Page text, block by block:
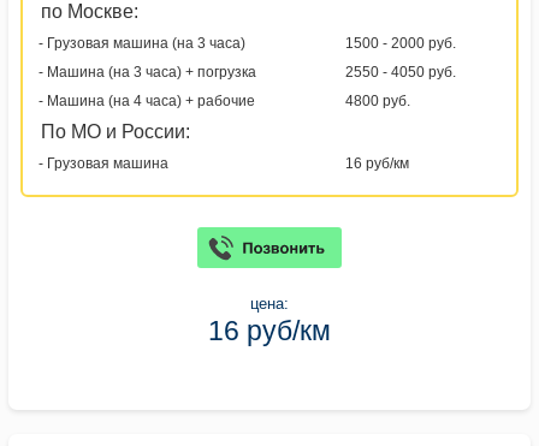
по Москве:
- Грузовая машина (на 3 часа)
1500 - 2000 руб.
- Машина (на 3 часа) + погрузка
2550 - 4050 руб.
- Машина (на 4 часа) + рабочие
4800 руб.
По МО и России:
- Грузовая машина 16 руб/км
цена:
16 руб/км